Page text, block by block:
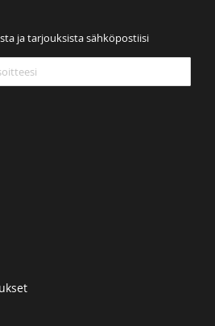
ja tarjouksista sähköpostiisi